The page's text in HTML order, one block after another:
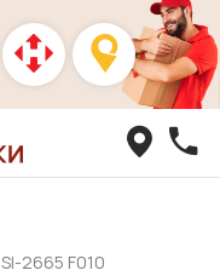
2665 F010